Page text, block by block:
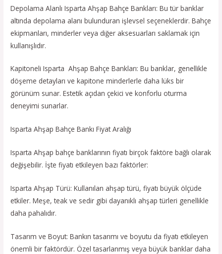
Depolama Alanlı Isparta Ahşap Bahçe Bankları: Bu tür banklar
altında depolama alanı bulunduran işlevsel seçeneklerdir. Bahçe
ekipmanları, minderler veya diğer aksesuarları saklamak için
kullanışlıdır.
Kapitoneli Isparta Ahşap Bahçe Bankları: Bu banklar, genellikle
döşeme detayları ve kapitone minderlerle daha lüks bir
görünüm sunar. Estetik açıdan çekici ve konforlu oturma
deneyimi sunarlar.
Isparta Ahşap Bahçe Bankı Fiyat Aralığı
Isparta Ahşap bahçe banklarının fiyatı birçok faktöre bağlı olarak
değişebilir. İşte fiyatı etkileyen bazı faktörler:
Isparta Ahşap Türü: Kullanılan ahşap türü, fiyatı büyük ölçüde
etkiler. Meşe, teak ve sedir gibi dayanıklı ahşap türleri genellikle
daha pahalıdır.
Tasarım ve Boyut: Bankın tasarımı ve boyutu da fiyatı etkileyen
önemli bir faktördür. Özel tasarlanmış veya büyük banklar daha